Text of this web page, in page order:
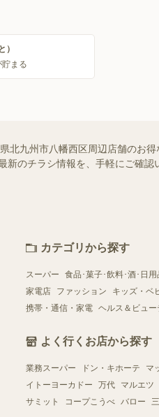
）
まる
九州市八幡西区周辺店舗のお
のチラシ情報を、手軽にご確
カテゴリから探す
スーパー 食品･菓子･飲料･酒･日
家電店
ファッション キッズ・ベ
携帯・通信・家電 ヘルス＆ビュ
よく行くお店から探す
業務スーパー ドン・キホーテ マ
イトーヨーカドー
万代 マルエツ
サミット
コープこうべ バロー